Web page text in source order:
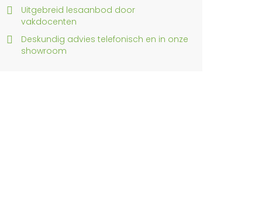
Uitgebreid lesaanbod door
vakdocenten
Deskundig advies telefonisch en in onze
showroom